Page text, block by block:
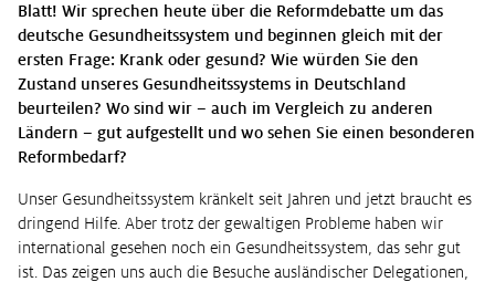
Blatt! Wir sprechen heute über die Reformdebatte um das
deutsche Gesundheitssystem und beginnen gleich mit der
ersten Frage: Krank oder gesund? Wie würden Sie den
Zustand unseres Gesundheitssystems in Deutschland
beurteilen? Wo sind wir – auch im Vergleich zu anderen
Ländern – gut aufgestellt und wo sehen Sie einen besonderen
Reformbedarf?
Unser Gesundheitssystem kränkelt seit Jahren und jetzt braucht es
dringend Hilfe. Aber trotz der gewaltigen Probleme haben wir
international gesehen noch ein Gesundheitssystem, das sehr gut
ist. Das zeigen uns auch die Besuche ausländischer Delegationen,